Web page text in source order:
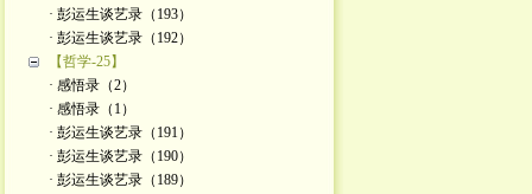
· 彭运生谈艺录（193）
· 彭运生谈艺录（192）
【哲学-25】
· 感悟录（2）
· 感悟录（1）
· 彭运生谈艺录（191）
· 彭运生谈艺录（190）
· 彭运生谈艺录（189）